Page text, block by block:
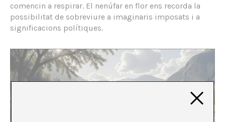
comencin a respirar. El nenúfar en flor ens recorda la
possibilitat de sobreviure a imaginaris imposats i a
significacions polítiques.